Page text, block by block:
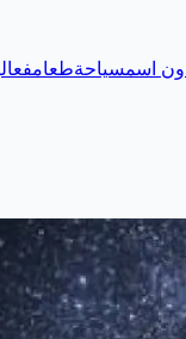
اسمسياحةطعام